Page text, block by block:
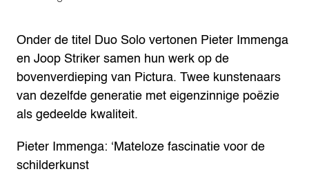
Onder de titel Duo Solo vertonen Pieter Immenga
en Joop Striker samen hun werk op de
bovenverdieping van Pictura. Twee kunstenaars
van dezelfde generatie met eigenzinnige poëzie
als gedeelde kwaliteit.
Pieter Immenga: ‘Mateloze fascinatie voor de
schilderkunst